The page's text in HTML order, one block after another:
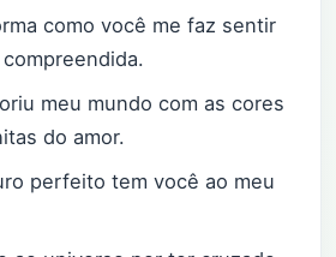
como você me faz sentir
compreendida.
meu mundo com as cores
do amor.
perfeito tem você ao meu